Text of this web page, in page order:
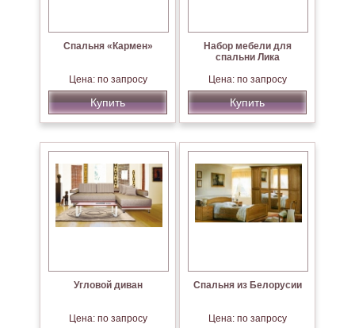
Спальня «Кармен»
Цена: по запросу
Купить
Набор мебели для
спальни Лика
Цена: по запросу
Купить
Угловой диван
Цена: по запросу
Спальня из Белорусии
Цена: по запросу